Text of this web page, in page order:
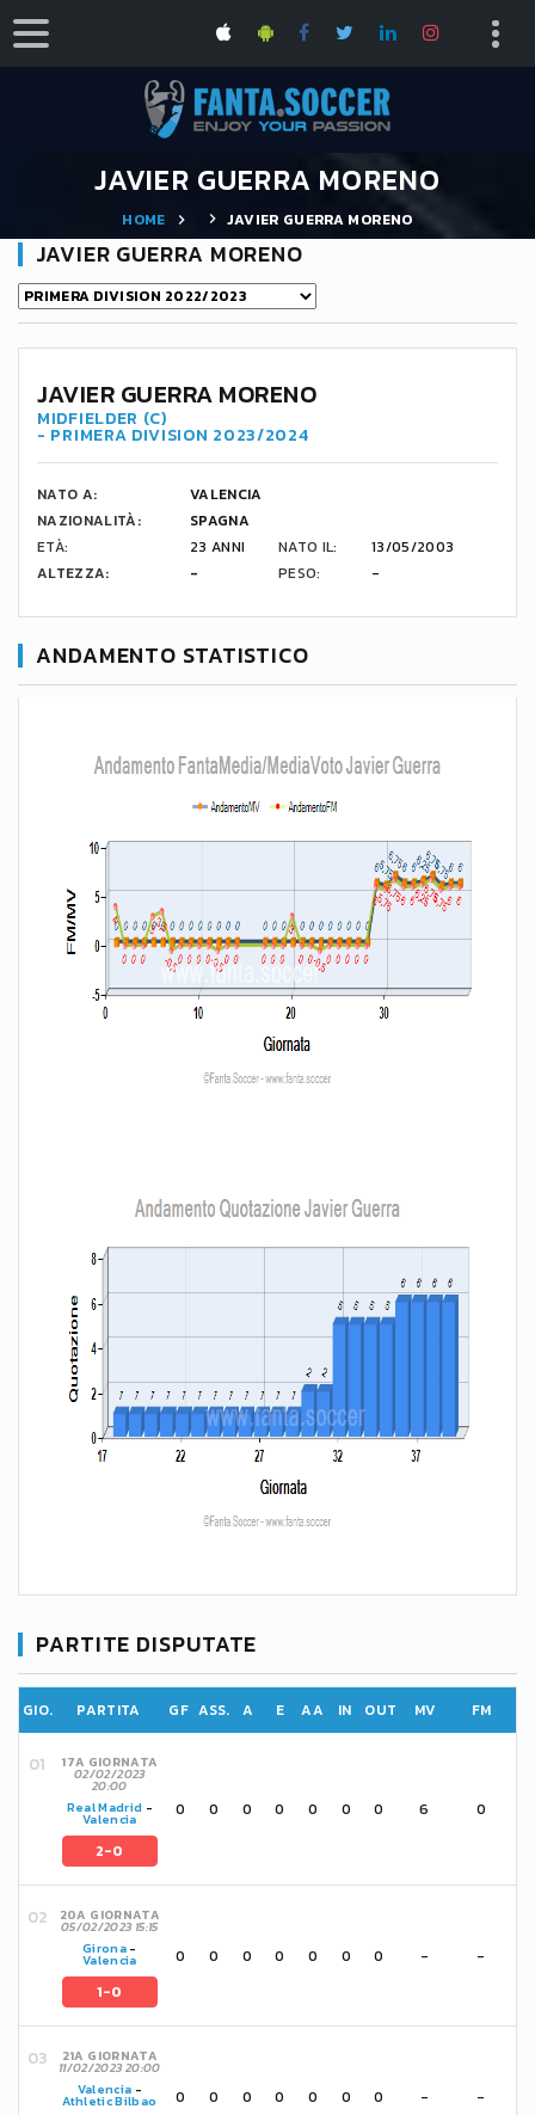
JAVIER GUERRA MORENO
HOME JAVIER GUERRA MORENO
JAVIER GUERRA MORENO
8
JAVIER GUERRA MORENO
MIDFIELDER (C)
- PRIMERA DIVISION 2023/2024
NATO A:
VALENCIA
NAZIONALITÀ:
SPAGNA
ETÀ:
23 ANNI NATO IL:
13/05/2003
ALTEZZA:
- PESO: -
ANDAMENTO STATISTICO
PARTITE DISPUTATE
GIO. PARTITA GF ASS. A E AA IN OUT MV FM
17A GIORNATA
02/02/2023
20:00
Real Madrid -
Valencia
2-0
0 0 0 0 0 0 0 6 0
20A GIORNATA
05/02/2023 15:15
Girona -
Valencia
1-0
0 0 0 0 0 0 0 - -
21A GIORNATA
11/02/2023 20:00
Valencia -
Athletic Bilbao 0 0 0 0 0 0 0 - -